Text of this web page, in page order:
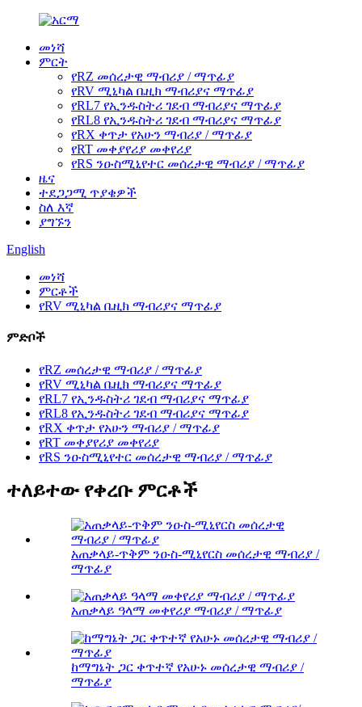
መነሻ
ምርት
የRZ መሰረታዊ ማብሪያ / ማጥፊያ
የRV ሚኒካል ቤዚክ ማብሪያና ማጥፊያ
የRL7 የኢንዱስትሪ ገደብ ማብሪያና ማጥፊያ
የRL8 የኢንዱስትሪ ገደብ ማብሪያና ማጥፊያ
የRX ቀጥታ የአሁን ማብሪያ / ማጥፊያ
የRT መቀያየሪያ መቀየሪያ
የRS ንዑስሚኒየተር መሰረታዊ ማብሪያ / ማጥፊያ
ዜና
ተደጋጋሚ ጥያቄዎች
ስለ እኛ
ያግኙን
English
መነሻ
ምርቶች
የRV ሚኒካል ቤዚክ ማብሪያና ማጥፊያ
ምድቦች
የRZ መሰረታዊ ማብሪያ / ማጥፊያ
የRV ሚኒካል ቤዚክ ማብሪያና ማጥፊያ
የRL7 የኢንዱስትሪ ገደብ ማብሪያና ማጥፊያ
የRL8 የኢንዱስትሪ ገደብ ማብሪያና ማጥፊያ
የRX ቀጥታ የአሁን ማብሪያ / ማጥፊያ
የRT መቀያየሪያ መቀየሪያ
የRS ንዑስሚኒየተር መሰረታዊ ማብሪያ / ማጥፊያ
ተለይተው የቀረቡ ምርቶች
አጠቃላይ-ጥቅም ንዑስ-ሚኒየርስ መሰረታዊ ማብሪያ /
ማጥፊያ
አጠቃላይ ዓላማ መቀየሪያ ማብሪያ / ማጥፊያ
ከማግኔት ጋር ቀጥተኛ የአሁኑ መሰረታዊ ማብሪያ /
ማጥፊያ